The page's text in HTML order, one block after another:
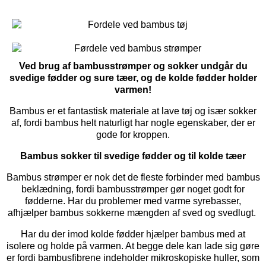
Ved brug af bambusstrømper og sokker undgår du
svedige fødder og sure tæer, og de kolde fødder holder
varmen!
Bambus er et fantastisk materiale at lave tøj og især sokker
af, fordi bambus helt naturligt har nogle egenskaber, der er
gode for kroppen.
Bambus sokker til svedige fødder og til kolde tæer
Bambus strømper er nok det de fleste forbinder med bambus
beklædning, fordi bambusstrømper gør noget godt for
fødderne. Har du problemer med varme syrebasser,
afhjælper bambus sokkerne mængden af sved og svedlugt.
Har du der imod kolde fødder hjælper bambus med at
isolere og holde på varmen. At begge dele kan lade sig gøre
er fordi bambusfibrene indeholder mikroskopiske huller, som